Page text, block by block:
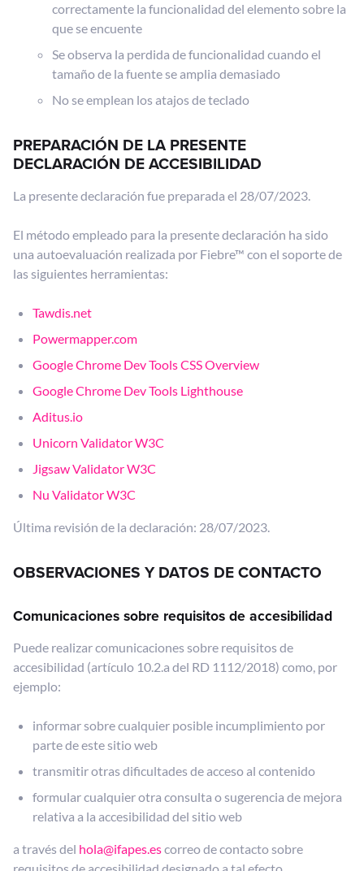
correctamente la funcionalidad del elemento sobre la
que se encuente
Se observa la perdida de funcionalidad cuando el
tamaño de la fuente se amplia demasiado
No se emplean los atajos de teclado
PREPARACIÓN DE LA PRESENTE
DECLARACIÓN DE ACCESIBILIDAD
La presente declaración fue preparada el 28/07/2023.
El método empleado para la presente declaración ha sido
una autoevaluación realizada por Fiebre™ con el soporte de
las siguientes herramientas:
Tawdis.net
Powermapper.com
Google Chrome Dev Tools CSS Overview
Google Chrome Dev Tools Lighthouse
Aditus.io
Unicorn Validator W3C
Jigsaw Validator W3C
Nu Validator W3C
Última revisión de la declaración: 28/07/2023.
OBSERVACIONES Y DATOS DE CONTACTO
Comunicaciones sobre requisitos de accesibilidad
Puede realizar comunicaciones sobre requisitos de
accesibilidad (artículo 10.2.a del RD 1112/2018) como, por
ejemplo:
informar sobre cualquier posible incumplimiento por
parte de este sitio web
transmitir otras dificultades de acceso al contenido
formular cualquier otra consulta o sugerencia de mejora
relativa a la accesibilidad del sitio web
a través del hola@ifapes.escorreo de contacto sobre